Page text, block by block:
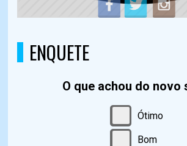
ENQUETE
O que achou do novo
Ótimo
Bom